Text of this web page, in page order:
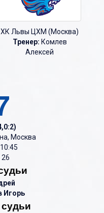
ХК Львы ЦХМ (Москва)
Тренер: Комлев
Алексей
Москва
26
Игорь